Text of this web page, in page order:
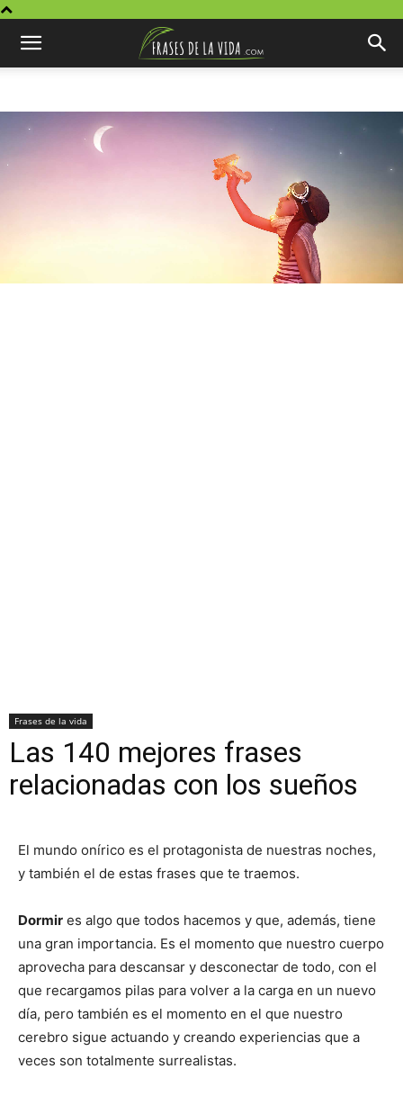
Frases de la vida
Las 140 mejores frases
relacionadas con los sueños
El mundo onírico es el protagonista de nuestras noches,
y también el de estas frases que te traemos.
Dormir es algo que todos hacemos y que, además, tiene
una gran importancia. Es el momento que nuestro cuerpo
aprovecha para descansar y desconectar de todo, con el
que recargamos pilas para volver a la carga en un nuevo
día, pero también es el momento en el que nuestro
cerebro sigue actuando y creando experiencias que a
veces son totalmente surrealistas.